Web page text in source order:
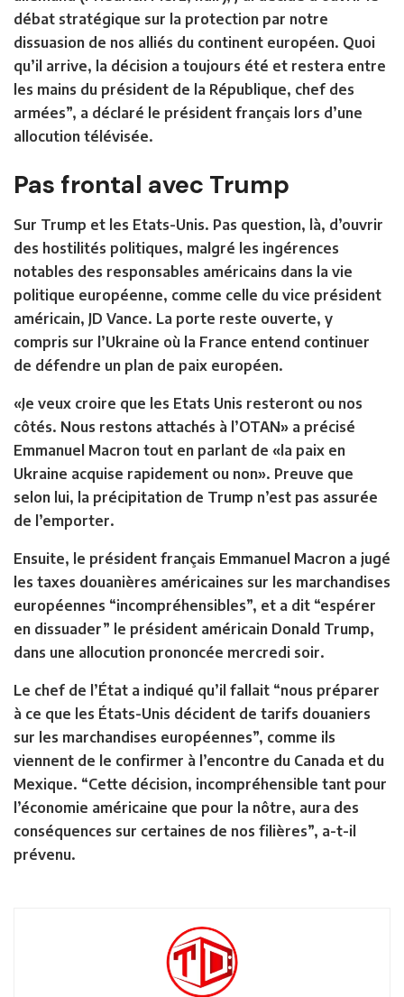
débat stratégique sur la protection par notre
dissuasion de nos alliés du continent européen. Quoi
qu’il arrive, la décision a toujours été et restera entre
les mains du président de la République, chef des
armées”, a déclaré le président français lors d’une
allocution télévisée.
Pas frontal avec Trump
Sur Trump et les Etats-Unis. Pas question, là, d’ouvrir
des hostilités politiques, malgré les ingérences
notables des responsables américains dans la vie
politique européenne, comme celle du vice président
américain, JD Vance. La porte reste ouverte, y
compris sur l’Ukraine où la France entend continuer
de défendre un plan de paix européen.
«Je veux croire que les Etats Unis resteront ou nos
côtés. Nous restons attachés à l’OTAN» a précisé
Emmanuel Macron tout en parlant de «la paix en
Ukraine acquise rapidement ou non». Preuve que
selon lui, la précipitation de Trump n’est pas assurée
de l’emporter.
Ensuite, le président français Emmanuel Macron a jugé
les taxes douanières américaines sur les marchandises
européennes “incompréhensibles”, et a dit “espérer
en dissuader” le président américain Donald Trump,
dans une allocution prononcée mercredi soir.
Le chef de l’État a indiqué qu’il fallait “nous préparer
à ce que les États-Unis décident de tarifs douaniers
sur les marchandises européennes”, comme ils
viennent de le confirmer à l’encontre du Canada et du
Mexique. “Cette décision, incompréhensible tant pour
l’économie américaine que pour la nôtre, aura des
conséquences sur certaines de nos filières”, a-t-il
prévenu.